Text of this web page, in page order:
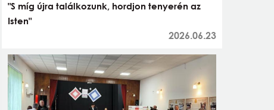
"S míg újra találkozunk, hordjon tenyerén az
Isten"
2026.06.23